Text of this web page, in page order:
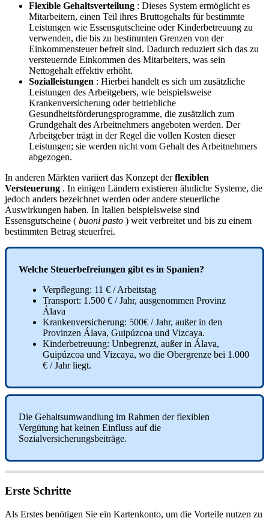
Flexible Gehaltsverteilung : Dieses System ermöglicht es
Mitarbeitern, einen Teil ihres Bruttogehalts für bestimmte
Leistungen wie Essensgutscheine oder Kinderbetreuung zu
verwenden, die bis zu bestimmten Grenzen von der
Einkommensteuer befreit sind. Dadurch reduziert sich das zu
versteuernde Einkommen des Mitarbeiters, was sein
Nettogehalt effektiv erhöht.
Sozialleistungen : Hierbei handelt es sich um zusätzliche
Leistungen des Arbeitgebers, wie beispielsweise
Krankenversicherung oder betriebliche
Gesundheitsförderungsprogramme, die zusätzlich zum
Grundgehalt des Arbeitnehmers angeboten werden. Der
Arbeitgeber trägt in der Regel die vollen Kosten dieser
Leistungen; sie werden nicht vom Gehalt des Arbeitnehmers
abgezogen.
In anderen Märkten variiert das Konzept der flexiblen
Versteuerung . In einigen Ländern existieren ähnliche Systeme, die
jedoch anders bezeichnet werden oder andere steuerliche
Auswirkungen haben. In Italien beispielsweise sind
Essensgutscheine ( buoni pasto ) weit verbreitet und bis zu einem
bestimmten Betrag steuerfrei.
Welche Steuerbefreiungen gibt es in Spanien?
Verpflegung: 11 € / Arbeitstag
Transport: 1 .500 € / Jahr, ausgenommen Provinz
Álava
Krankenversicherung: 500€ / Jahr, außer in den
Provinzen Álava, Guipúzcoa und Vizcaya.
Kinderbetreuung: Unbegrenzt, außer in Álava,
Guipúzcoa und Vizcaya, wo die Obergrenze bei 1 .000
€ / Jahr liegt.
Die Gehaltsumwandlung im Rahmen der flexiblen
Vergütung hat keinen Einfluss auf die
Sozialversicherungsbeiträge.
Erste Schritte
Als Erstes benötigen Sie ein Kartenkonto, um die Vorteile nutzen zu